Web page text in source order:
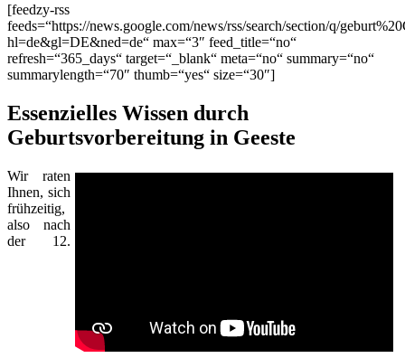
[feedzy-rss
feeds=“https://news.google.com/news/rss/search/section/q/
hl=de&gl=DE&ned=de“ max=“3″ feed_title=“no“
refresh=“365_days“ target=“_blank“ meta=“no“ summary=“no“
summarylength=“70″ thumb=“yes“ size=“30″]
Essenzielles Wissen durch
Geburtsvorbereitung in Geeste
Wir raten
Ihnen, sich
frühzeitig,
also nach
der 12.